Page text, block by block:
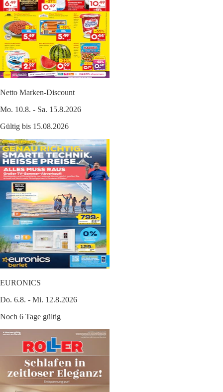
Netto Marken-Discount
Mo. 10.8. - Sa. 15.8.2026
Gültig bis 15.08.2026
EURONICS
Do. 6.8. - Mi. 12.8.2026
Noch 6 Tage gültig